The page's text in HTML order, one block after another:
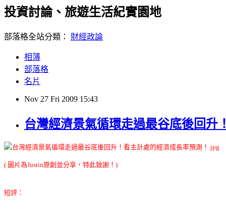
投資討論、旅遊生活紀實園地
部落格全站分類： 財經政論
相簿
部落格
名片
Nov 27 Fri 2009 15:43
台灣經濟景氣循環走過最谷底後回升
( 圖片為Justin原創並分享，特此致謝！)
短評：